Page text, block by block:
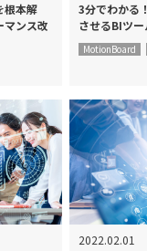
根本解
マンス改
3分でわかる
させるBIツ
MotionBoard
2022.02.01